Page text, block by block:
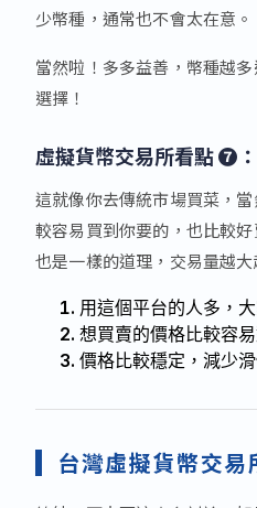
少幣種，通常也不會太在意。
當然啦！多多益善，幣種越
選擇！
虛擬貨幣交易所看點 ❼
這就像你去傳統市場買菜，
較容易買到你要的，也比較
也是一樣的道理，交易量越大
用這個平台的人多，
想買賣的價格比較容
價格比較穩定，減少
台灣虛擬貨幣交易